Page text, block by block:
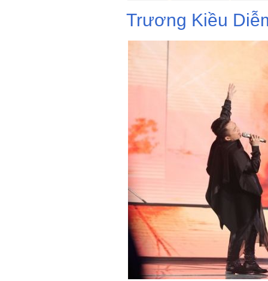
Trương Kiều